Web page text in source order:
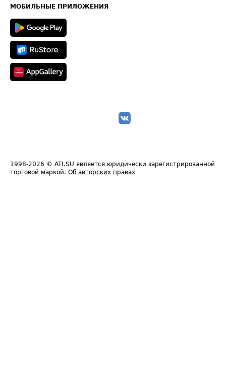
Техническая информация
МОБИЛЬНЫЕ ПРИЛОЖЕНИЯ
1998-2026 © ATI.SU является юридически зарегистрированной
торговой маркой. Об авторских правах